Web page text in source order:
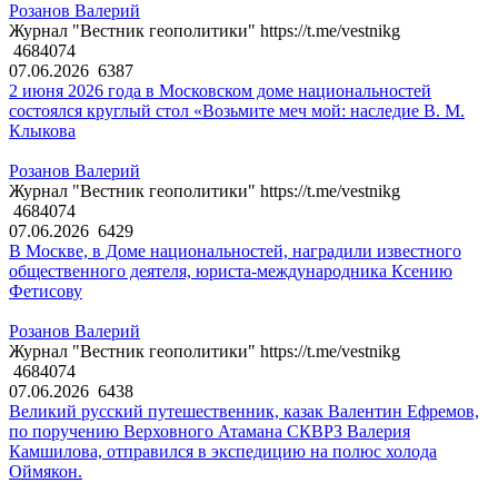
Розанов Валерий
Журнал "Вестник геополитики" https://t.me/vestnikg
4684074
07.06.2026 6387
2 июня 2026 года в Московском доме национальностей
состоялся круглый стол «Возьмите меч мой: наследие В. М.
Клыкова
Розанов Валерий
Журнал "Вестник геополитики" https://t.me/vestnikg
4684074
07.06.2026 6429
В Москве, в Доме национальностей, наградили известного
общественного деятеля, юриста-международника Ксению
Фетисову
Розанов Валерий
Журнал "Вестник геополитики" https://t.me/vestnikg
4684074
07.06.2026 6438
Великий русский путешественник, казак Валентин Ефремов,
по поручению Верховного Атамана СКВРЗ Валерия
Камшилова, отправился в экспедицию на полюс холода
Оймякон.